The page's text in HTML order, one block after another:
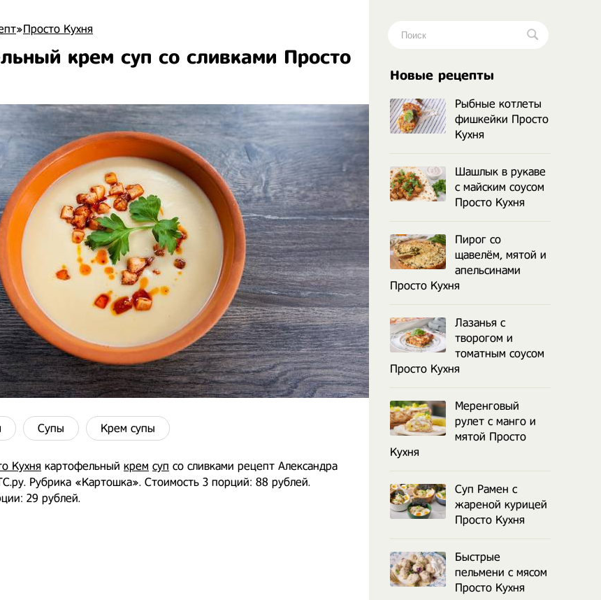
»Просто Кухня
крем суп со сливками Просто
Супы Крем супы
Кухня картофельный крем суп со сливками рецепт Александра
Рубрика «Картошка». Стоимость 3 порций: 88 рублей.
29 рублей.
Новые рецепты
Рыбные котлеты
фишкейки Просто
Кухня
Шашлык в рукаве
с майским соусом
Просто Кухня
Пирог со
щавелём, мятой и
апельсинами
Просто Кухня
Лазанья с
творогом и
томатным соусом
Просто Кухня
Меренговый
рулет с манго и
мятой Просто
Кухня
Суп Рамен с
жареной курицей
Просто Кухня
Быстрые
пельмени с мясом
Просто Кухня